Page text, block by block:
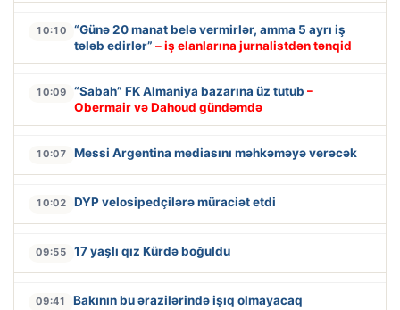
10:10
“Günə 20 manat belə vermirlər, amma 5 ayrı iş
tələb edirlər” – iş elanlarına jurnalistdən tənqid
10:09 “Sabah” FK Almaniya bazarına üz tutub –
Obermair və Dahoud gündəmdə
10:07 Messi Argentina mediasını məhkəməyə verəcək
10:02 DYP velosipedçilərə müraciət etdi
09:55 17 yaşlı qız Kürdə boğuldu
09:41 Bakının bu ərazilərində işıq olmayacaq